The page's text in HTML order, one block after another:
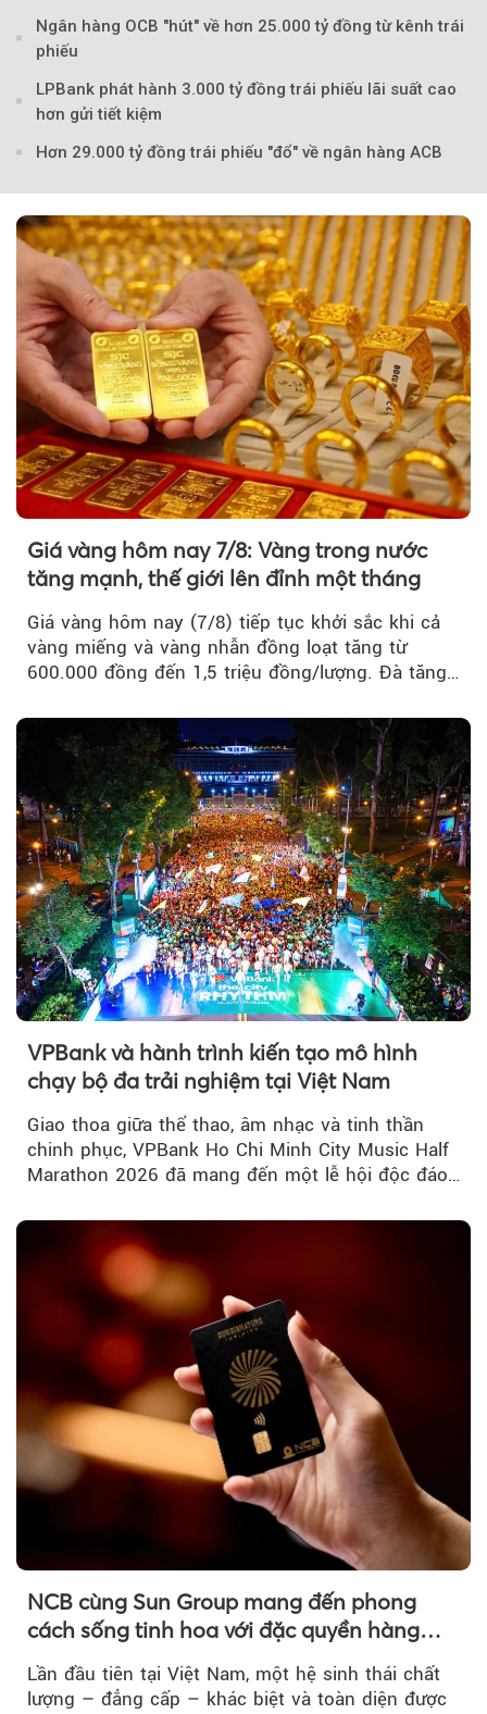
Theo Sở hữu trí
Ngân hàng OCB "hút" về hơn 25.000 tỷ đồng từ kênh trái
phiếu
LPBank phát hành 3.000 tỷ đồng trái phiếu lãi suất cao
hơn gửi tiết kiệm
Hơn 29.000 tỷ đồng trái phiếu "đổ" về ngân hàng ACB
Giá vàng hôm nay 7/8: Vàng trong nước
tăng mạnh, thế giới lên đỉnh một tháng
Giá vàng hôm nay (7/8) tiếp tục khởi sắc khi cả
vàng miếng và vàng nhẫn đồng loạt tăng từ
600.000 đồng đến 1,5 triệu đồng/lượng. Đà tăng
vàng thế giới bứt phá lên mức cao nhất trong
một tháng.
VPBank và hành trình kiến tạo mô hình
chạy bộ đa trải nghiệm tại Việt Nam
Giao thoa giữa thể thao, âm nhạc và tinh thần
chinh phục, VPBank Ho Chi Minh City Music Half
Marathon 2026 đã mang đến một lễ hội độc đáo
NCB cùng Sun Group mang đến phong
cách sống tinh hoa với đặc quyền hàng
Lần đầu tiên tại Việt Nam, một hệ sinh thái chất
lượng – đẳng cấp – khác biệt và toàn diện được